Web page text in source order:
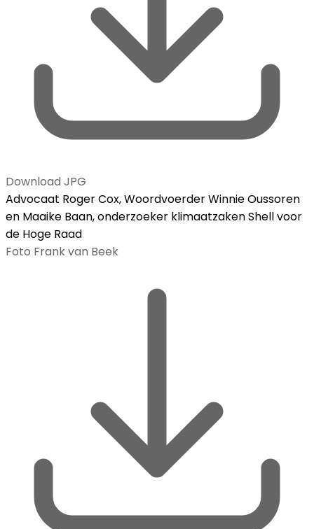
Download JPG
Advocaat Roger Cox, Woordvoerder Winnie Oussoren
en Maaike Baan, onderzoeker klimaatzaken Shell voor
de Hoge Raad
Foto Frank van Beek